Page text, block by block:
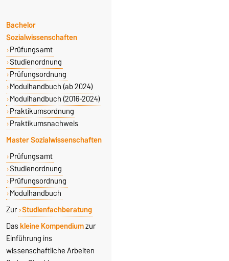
Bachelor
Sozialwissenschaften
Prüfungsamt
Studienordnung
Prüfungsordnung
Modulhandbuch (ab 2024)
Modulhandbuch (2016-2024)
Praktikumsordnung
Praktikumsnachweis
Master Sozialwissenschaften
Prüfungsamt
Studienordnung
Prüfungsordnung
Modulhandbuch
Zur Studienfachberatung
Daskleine Kompendiumzur
Einführung ins
wissenschaftliche Arbeiten